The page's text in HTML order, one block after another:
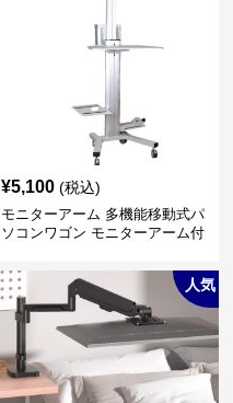
¥5,100 (税込)
モニターアーム 多機能移動式パ
ソコンワゴン モニターアーム付
人気